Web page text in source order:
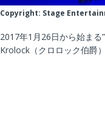
Copyright: Stage
2017年1月26日から始ま
Krolock（クロロック伯爵